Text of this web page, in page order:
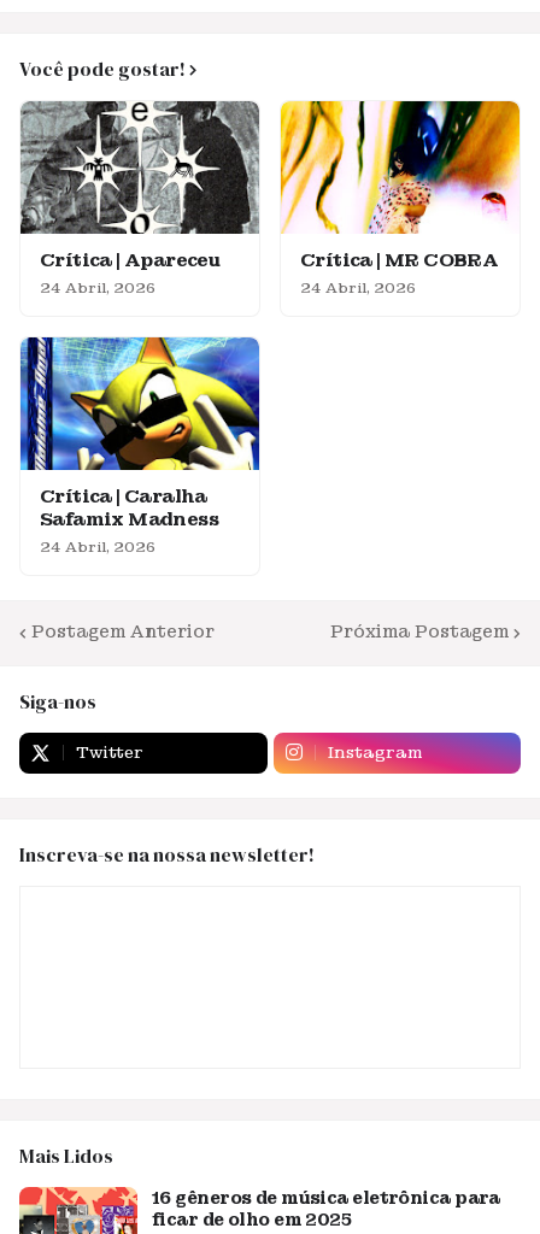
Você pode gostar!
Crítica | Apareceu
24 Abril, 2026
Crítica | MR COBRA
24 Abril, 2026
Crítica | Caralha
Safamix Madness
24 Abril, 2026
Postagem Anterior Próxima Postagem
Siga-nos
Twitter Instagram
Inscreva-se na nossa newsletter!
Mais Lidos
16 gêneros de música eletrônica para
ficar de olho em 2025